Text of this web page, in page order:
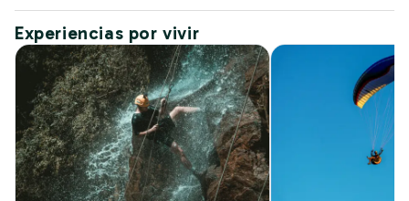
Experiencias por vivir